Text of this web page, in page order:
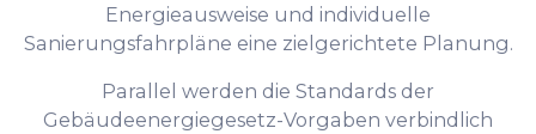
Energieausweise und individuelle
Sanierungsfahrpläne eine zielgerichtete Planung.
Parallel werden die Standards der
Gebäudeenergiegesetz-Vorgaben verbindlich